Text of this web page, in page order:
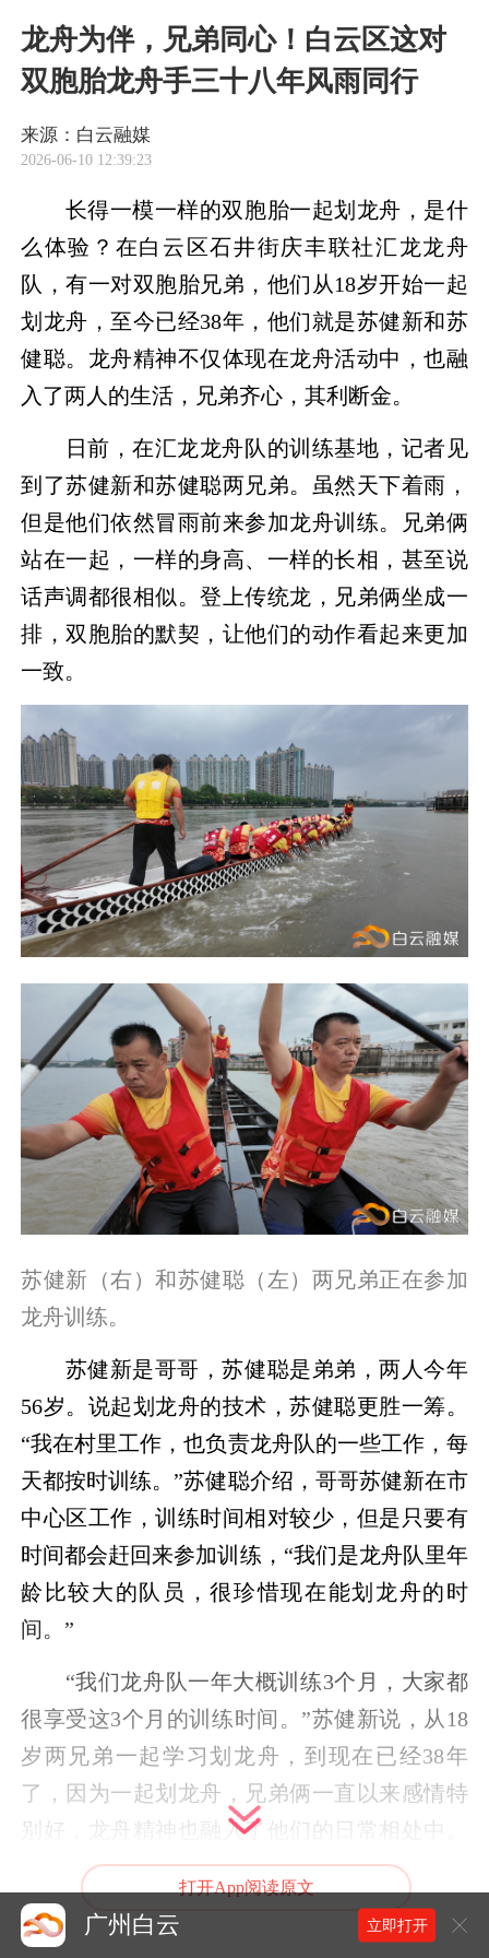
龙舟为伴，兄弟同心！白云区这对
双胞胎龙舟手三十八年风雨同行
来源：白云融媒
2026-06-10 12:39:23
长得一模一样的双胞胎一起划龙舟，是什
么体验？在白云区石井街庆丰联社汇龙龙舟
队，有一对双胞胎兄弟，他们从18岁开始一起
划龙舟，至今已经38年，他们就是苏健新和苏
健聪。龙舟精神不仅体现在龙舟活动中，也融
入了两人的生活，兄弟齐心，其利断金。
日前，在汇龙龙舟队的训练基地，记者见
到了苏健新和苏健聪两兄弟。虽然天下着雨，
但是他们依然冒雨前来参加龙舟训练。兄弟俩
站在一起，一样的身高、一样的长相，甚至说
话声调都很相似。登上传统龙，兄弟俩坐成一
排，双胞胎的默契，让他们的动作看起来更加
一致。
苏健新（右）和苏健聪（左）两兄弟正在参加
龙舟训练。
苏健新是哥哥，苏健聪是弟弟，两人今年
56岁。说起划龙舟的技术，苏健聪更胜一筹。
“我在村里工作，也负责龙舟队的一些工作，每
天都按时训练。”苏健聪介绍，哥哥苏健新在市
中心区工作，训练时间相对较少，但是只要有
时间都会赶回来参加训练，“我们是龙舟队里年
龄比较大的队员，很珍惜现在能划龙舟的时
间。”
“我们龙舟队一年大概训练3个月，大家都
很享受这3个月的训练时间。”苏健新说，从18
岁两兄弟一起学习划龙舟，到现在已经38年
了，因为一起划龙舟，兄弟俩一直以来感情特
别好，龙舟精神也融入了他们的日常相处中。
这么多年，兄弟俩从来没有闹过矛盾，有困难
互相扶持，现在都过得很幸福。
打开App阅读原文
广州白云 立即打开